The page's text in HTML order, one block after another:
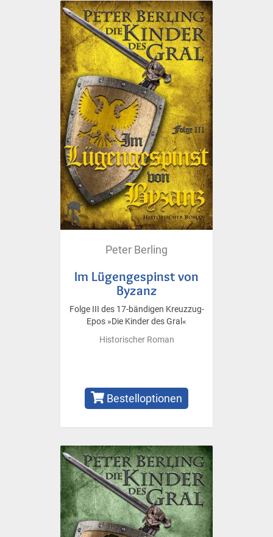
Peter Berling
Im Lügengespinst von
Byzanz
Folge III des 17-bändigen Kreuzzug-
Epos »Die Kinder des Gral«
Historischer Roman
Bestelloptionen